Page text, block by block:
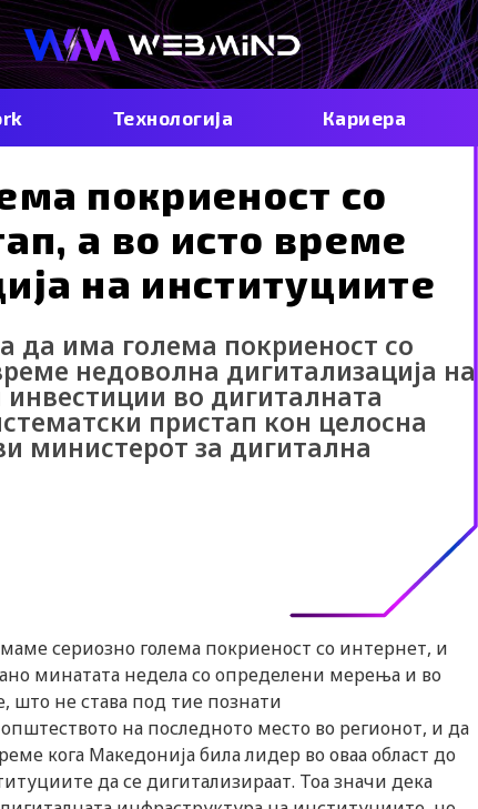
Технологија Кариера
покриеност со
а во исто време
на институциите
да има голема покриеност со
недоволна дигитализација на
во дигиталната
пристап кон целосна
министерот за дигитална
сериозно голема покриеност со интернет, и
минатата недела со определени мерења и во
што не става под тие познати
на последното место во регионот, и да
кога Македонија била лидер во оваа област до
да се дигитализираат. Тоа значи дека